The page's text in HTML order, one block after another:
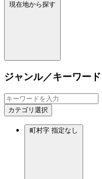
現在地から探す
ジャンル／キーワード
カテゴリ選択
町村字 指定なし